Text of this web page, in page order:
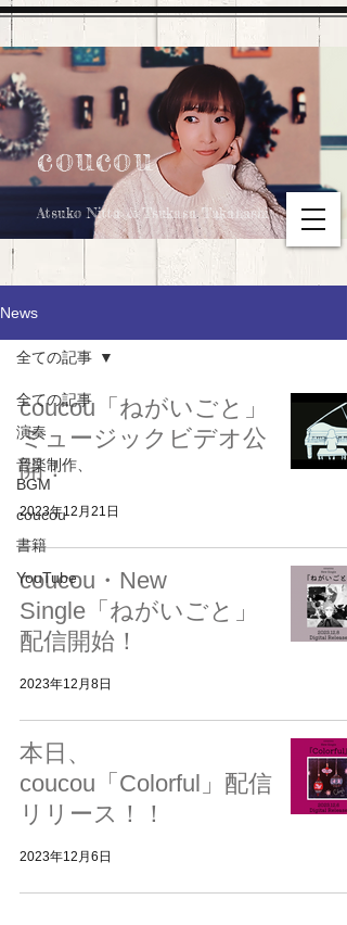
coucou
Atsuko Nitta & Tsukasa Takahashi
News
全ての記事
演奏
音楽制作、
BGM
coucou
書籍
YouTube
全ての記事
coucou「ねがいごと」
ミュージックビデオ公
開！
2023年12月21日
coucou・New
Single「ねがいごと」
配信開始！
2023年12月8日
本日、
coucou「Colorful」配信
リリース！！
2023年12月6日